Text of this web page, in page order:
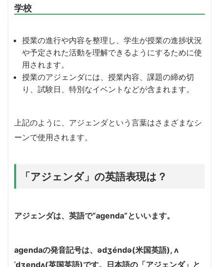
学校
授業の進行や内容を整理し、学生が授業の進捗状況
や予定された活動を理解できるようにするために使
用されます。
授業のアジェンダには、授業内容、課題の締め切
り、試験日、特別なイベントなどが含まれます。
上記のように、アジェンダという言葉はさまざまなシ
ーンで使用されます。
「アジェンダ」の英語表現は？
アジェンダは、英語で“agenda”といいます。
agendaの発音記号は、ədʒéndə(米国英語), ʌ
ˈdʒendʌ(英国英語)です。日本語の「アジェンダ」と